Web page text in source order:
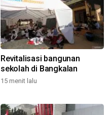
Revitalisasi bangunan
sekolah di Bangkalan
15 menit lalu